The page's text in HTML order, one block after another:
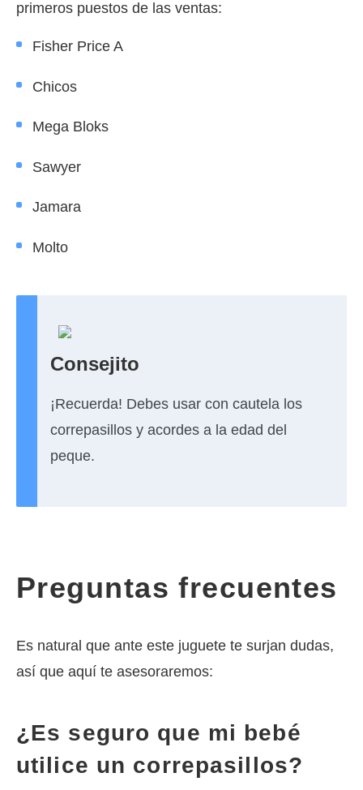
primeros puestos de las ventas:
Fisher Price A
Chicos
Mega Bloks
Sawyer
Jamara
Molto
Consejito
¡Recuerda! Debes usar con cautela los
correpasillos y acordes a la edad del
peque.
Preguntas frecuentes
Es natural que ante este juguete te surjan dudas,
así que aquí te asesoraremos:
¿Es seguro que mi bebé
utilice un correpasillos?